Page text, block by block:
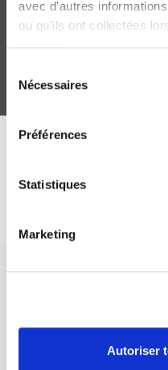
avec d'autres
ou qu'ils ont collectées
Nécessaires
Préférences
Statistiques
Marketing
Autoriser
SCIENCES PO UNIVERSITY
original research, to edit